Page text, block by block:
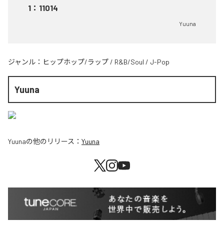
1 ： 11014
Yuuna
ジャンル： ヒップホップ/ラップ / R&B/Soul / J-Pop
Yuuna
Yuunaの他のリリース： Yuuna